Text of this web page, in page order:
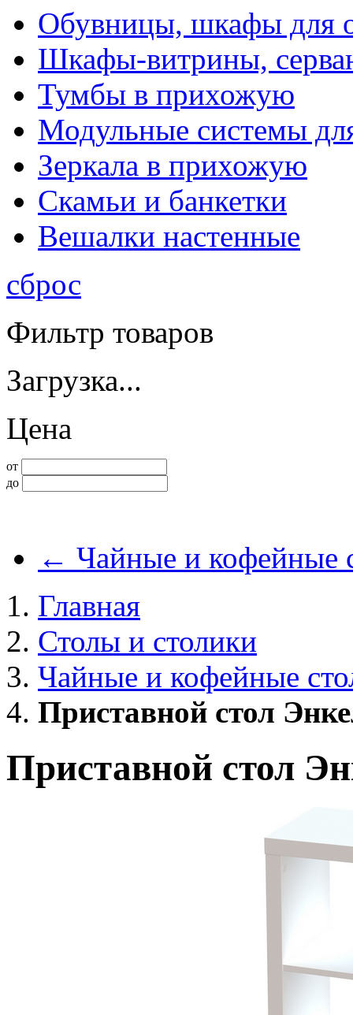
Обувницы, шкафы для
Шкафы-витрины,
Тумбы в прихожую
Модульные системы
Зеркала в прихожую
Скамьи и банкетки
Вешалки настенные
сброс
Фильтр товаров
Загрузка...
Цена
от
до
← Чайные и кофейные
Главная
Столы и столики
Чайные и кофейные
Приставной стол
Приставной стол